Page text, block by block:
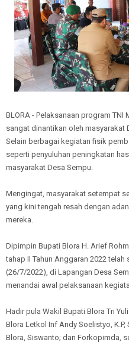
BLORA - Pelaksanaan program
sangat dinantikan oleh masyarakat
Selain berbagai kegiatan fisik
seperti penyuluhan peningkatan
masyarakat Desa Sempu.
Mengingat, masyarakat setempat
yang kini tengah resah dengan
mereka.
Dipimpin Bupati Blora H. Arief
tahap II Tahun Anggaran 2022
(26/7/2022), di Lapangan Desa
menandai awal pelaksanaan
Hadir pula Wakil Bupati Blora Tri
Blora Letkol Inf Andy Soelistyo, K.P,
Blora, Siswanto; dan Forkopimda,